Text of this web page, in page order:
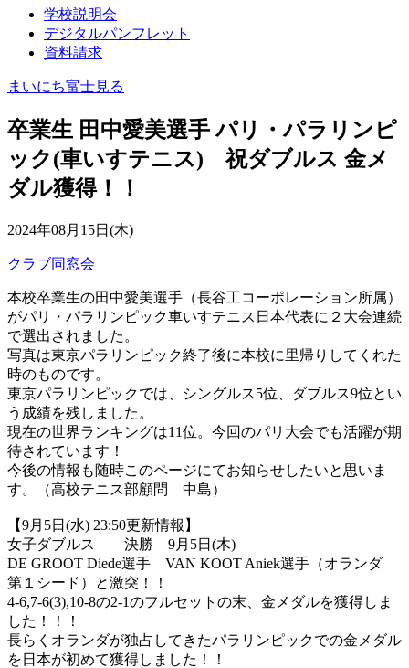
学校説明会
デジタルパンフレット
資料請求
まいにち富士見る
卒業生 田中愛美選手 パリ・パラリンピ
ック(車いすテニス) 祝ダブルス 金メ
ダル獲得！！
2024年08月15日(木)
クラブ同窓会
本校卒業生の田中愛美選手（長谷工コーポレーション所属）
がパリ・パラリンピック車いすテニス日本代表に２大会連続
で選出されました。
写真は東京パラリンピック終了後に本校に里帰りしてくれた
時のものです。
東京パラリンピックでは、シングルス5位、ダブルス9位とい
う成績を残しました。
現在の世界ランキングは11位。今回のパリ大会でも活躍が期
待されています！
今後の情報も随時このページにてお知らせしたいと思いま
す。（高校テニス部顧問 中島）
【9月5日(水) 23:50更新情報】
女子ダブルス 決勝 9月5日(木)
DE GROOT Diede選手 VAN KOOT Aniek選手（オランダ
第１シード）と激突！！
4-6,7-6(3),10-8の2-1のフルセットの末、金メダルを獲得しま
した！！！
長らくオランダが独占してきたパラリンピックでの金メダル
を日本が初めて獲得しました！！